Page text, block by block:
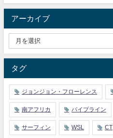
アーカイブ
タグ
ジョンジョン・フローレンス
南アフリカ パイプライン
サーフィン WSL CT